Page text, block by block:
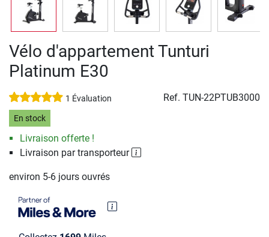
Vélo d'appartement Tunturi
Platinum E30
1 Évaluation Ref. TUN-22PTUB3000
En stock
Livraison offerte !
Livraison par transporteur
environ 5-6 jours ouvrés